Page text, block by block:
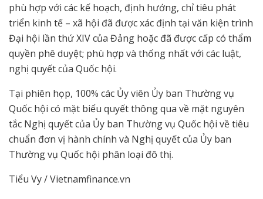
phù hợp với các kế hoạch, định hướng, chỉ tiêu phát
triển kinh tế – xã hội đã được xác định tại văn kiện trình
Đại hội lần thứ XIV của Đảng hoặc đã được cấp có thẩm
quyền phê duyệt; phù hợp và thống nhất với các luật,
nghị quyết của Quốc hội.
Tại phiên họp, 100% các Ủy viên Ủy ban Thường vụ
Quốc hội có mặt biểu quyết thông qua về mặt nguyên
tắc Nghị quyết của Ủy ban Thường vụ Quốc hội về tiêu
chuẩn đơn vị hành chính và Nghị quyết của Ủy ban
Thường vụ Quốc hội phân loại đô thị.
Tiểu Vy / Vietnamfinance.vn